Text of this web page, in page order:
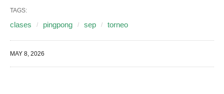
TAGS:
clases pingpong sep torneo
MAY 8, 2026